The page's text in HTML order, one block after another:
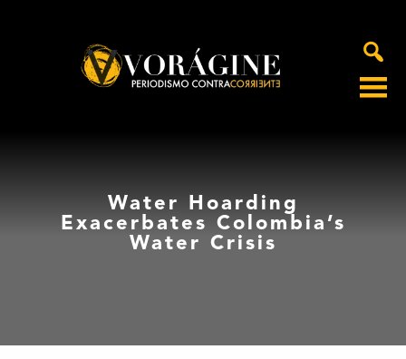
Water Hoarding
Exacerbates Colombia’s
Water Crisis